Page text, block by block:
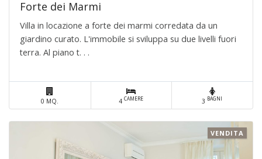
Forte dei Marmi
Villa in locazione a forte dei marmi corredata da un
giardino curato. L'immobile si sviluppa su due livelli fuori
terra. Al piano t. . .
0 MQ. 4CAMERE 3 BAGNI
VENDITA